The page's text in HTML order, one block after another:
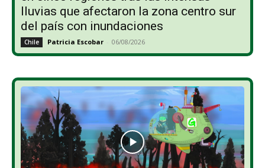
lluvias que afectaron la zona centro sur
del país con inundaciones
Chile Patricia Escobar - 06/08/2026